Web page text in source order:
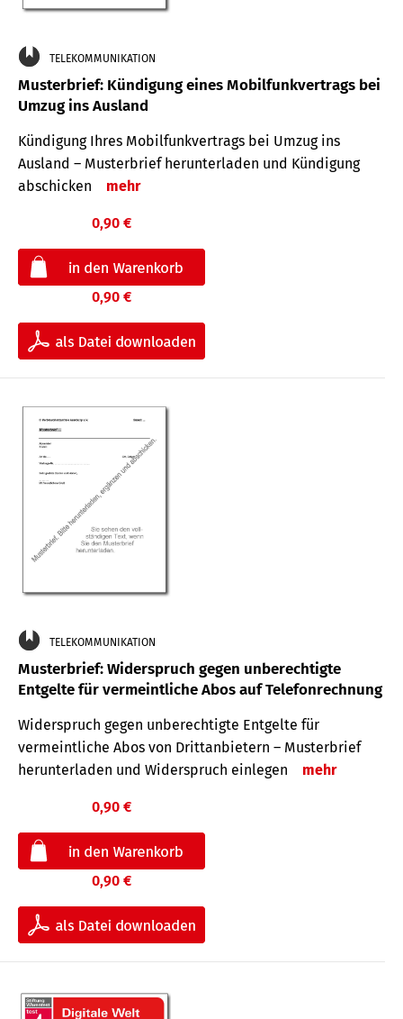
TELEKOMMUNIKATION
Musterbrief: Kündigung eines Mobilfunkvertrags bei
Umzug ins Ausland
Kündigung Ihres Mobilfunkvertrags bei Umzug ins
Ausland – Musterbrief herunterladen und Kündigung
abschicken
mehr
0,90 €
0,90 €
TELEKOMMUNIKATION
Musterbrief: Widerspruch gegen unberechtigte
Entgelte für vermeintliche Abos auf Telefonrechnung
Widerspruch gegen unberechtigte Entgelte für
vermeintliche Abos von Drittanbietern – Musterbrief
herunterladen und Widerspruch einlegen
mehr
0,90 €
0,90 €